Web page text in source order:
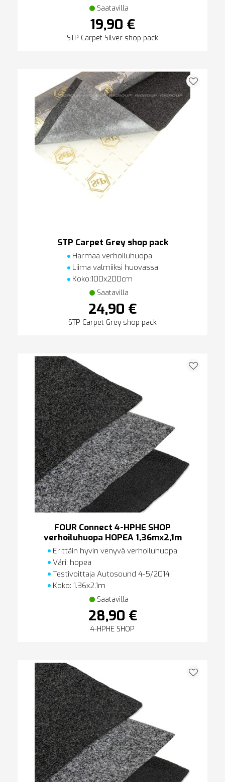
Saatavilla
19,90 €
STP Carpet Silver shop pack
STP Carpet Grey shop pack
Harmaa verhoiluhuopa
Liima valmiiksi huovassa
Koko:100x200cm
Saatavilla
24,90 €
STP Carpet Grey shop pack
FOUR Connect 4-HPHE SHOP
verhoiluhuopa HOPEA 1,36mx2,1m
Erittäin hyvin venyvä verhoiluhuopa
Väri: hopea
Testivoittaja Autosound 4-5/2014!
Koko: 1.36x2.1m
Saatavilla
28,90 €
4-HPHE SHOP